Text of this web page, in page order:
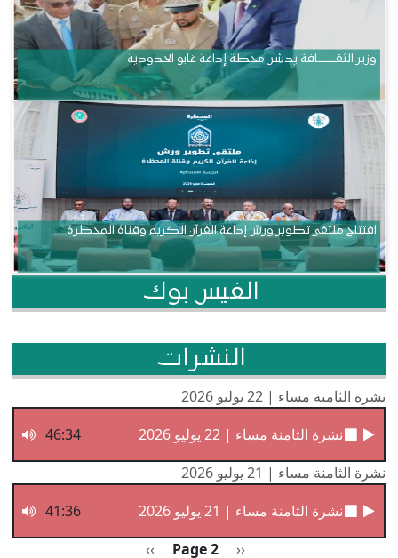
وزير الثقــــــــــافة يدشن محطة إذاعة غابو الحدودية
افتتاح ملتقى تطوير ورش إذاعة القرآن الكريم وقناة المحظرة
الفيس بوك
النشرات
نشرة الثامنة مساء | 22 يوليو 2026
نشرة الثامنة مساء | 22 يوليو 2026
46:34
نشرة الثامنة مساء | 21 يوليو 2026
نشرة الثامنة مساء | 21 يوليو 2026
41:36
Previous page
‹‹
Page 2 الصفحة التالية
››